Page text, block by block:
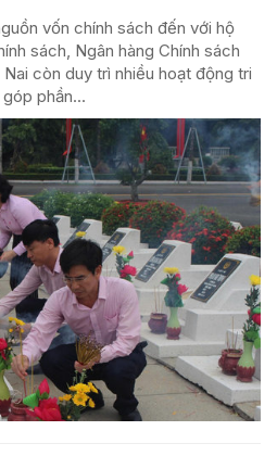
vốn chính sách đến với hộ
sách, Ngân hàng Chính sách
còn duy trì nhiều hoạt động tri
phần...